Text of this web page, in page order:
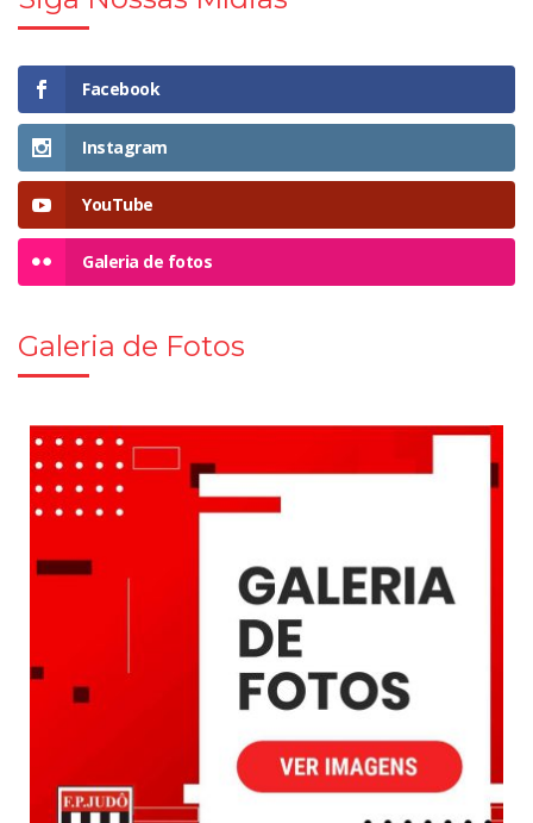
Facebook
Instagram
YouTube
Galeria de fotos
Galeria de Fotos